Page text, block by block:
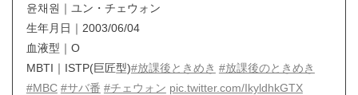
윤채원｜ユン・チェウォン
生年月日｜2003/06/04
血液型｜O
MBTI｜ISTP(巨匠型)#放課後ときめき #放課後のときめき
#MBC #サバ番 #チェウォン pic.twitter.com/IkyldhkGTX